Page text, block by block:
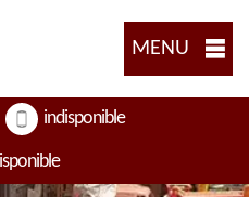
MENU
indisponible